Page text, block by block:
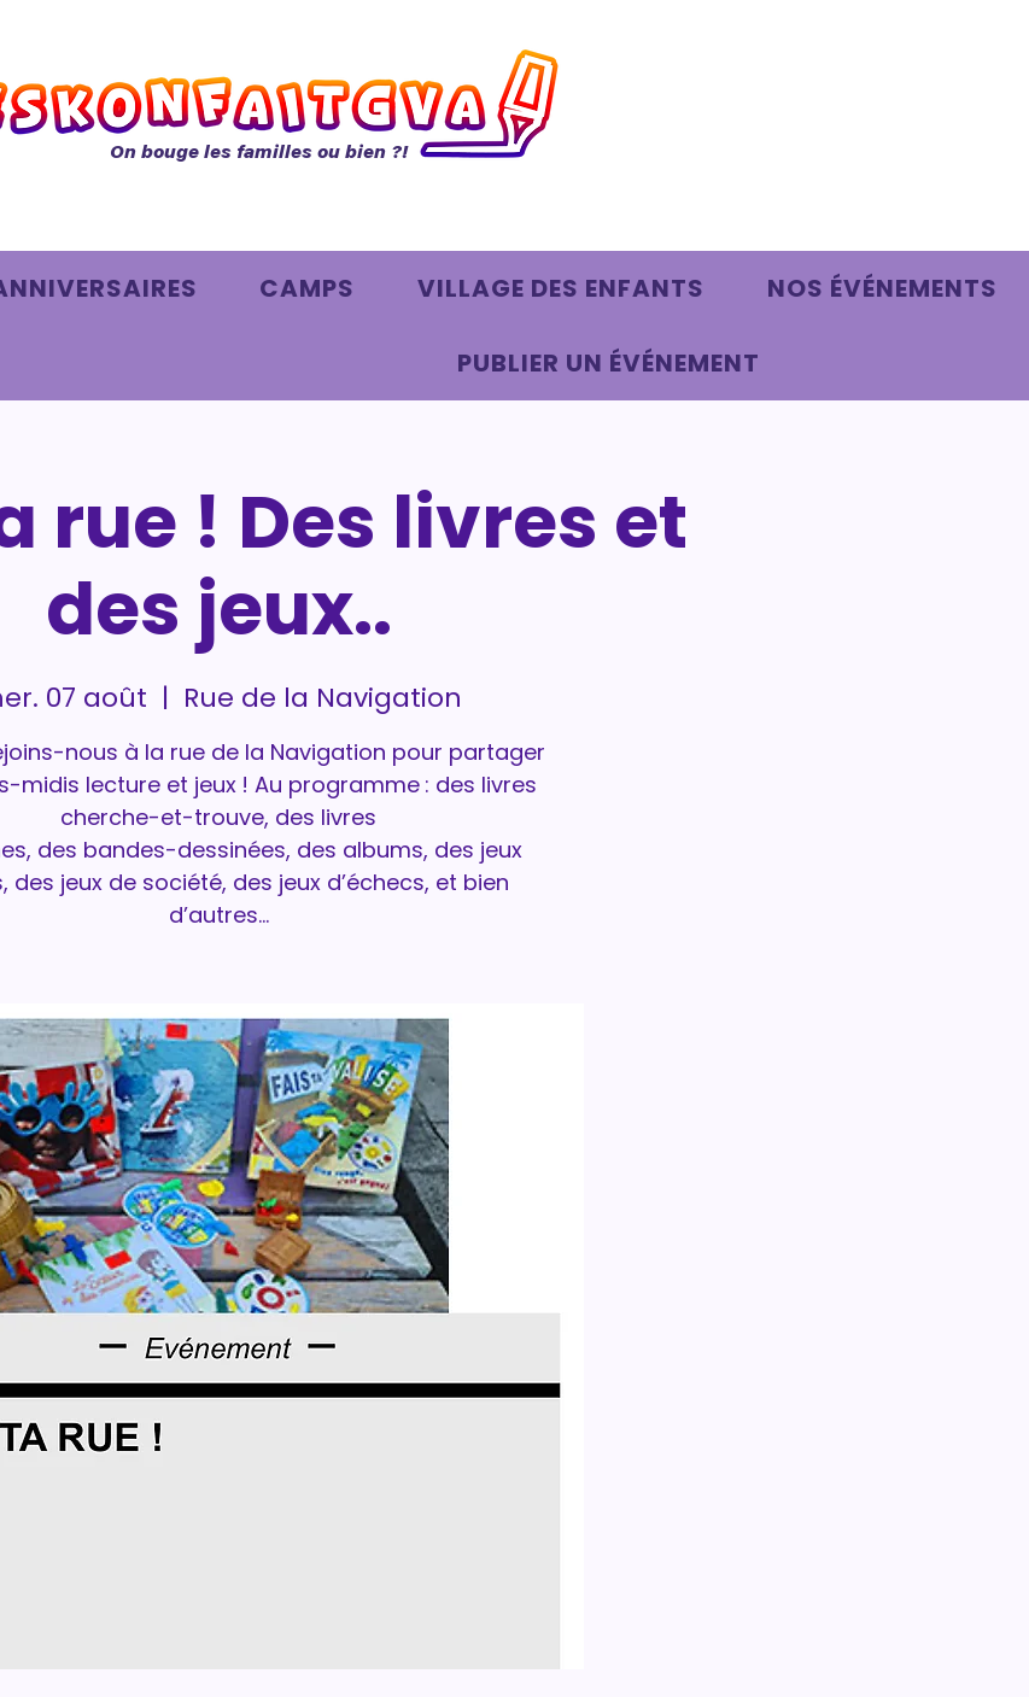
On bouge les familles ou bien ?!
CAMPS VILLAGE DES ENFANTS NOS ÉVÉNEMENTS
PUBLIER UN ÉVÉNEMENT
rue ! Des livres et
des jeux..
07 août
  |
Rue de la Navigation
nous à la rue de la Navigation pour partager
midis lecture et jeux ! Au programme : des livres
cherche-et-trouve, des livres
des bandes-dessinées, des albums, des jeux
des jeux de société, des jeux d’échecs, et bien
d’autres…